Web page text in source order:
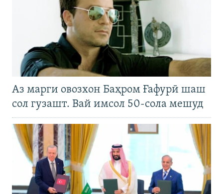
Аз марги овозхон Баҳром Ғафурӣ шаш
сол гузашт. Вай имсол 50-сола мешуд